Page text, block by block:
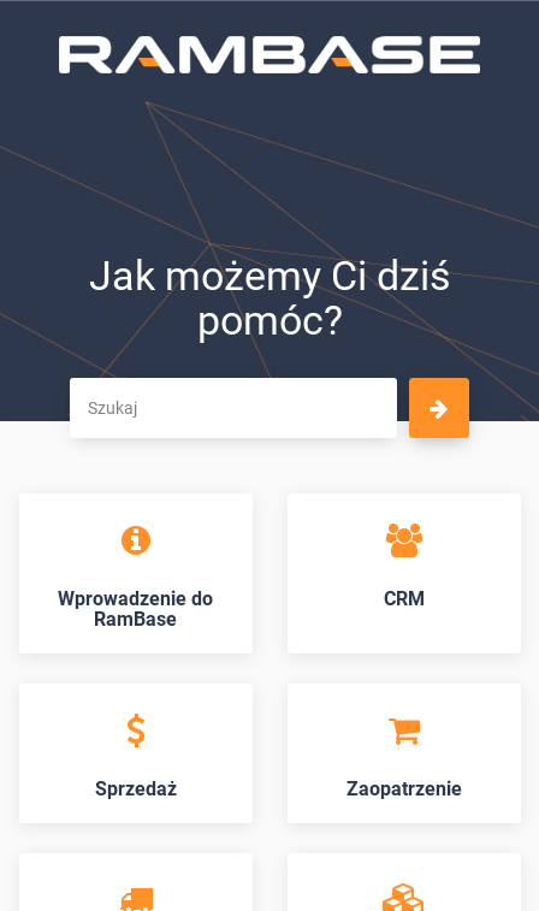
Jak możemy Ci dziś
pomóc?
Wprowadzenie do
RamBase
CRM
Sprzedaż Zaopatrzenie